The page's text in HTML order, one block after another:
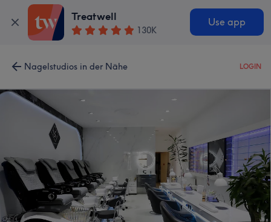
Treatwell
130K
Use app
Nagelstudios in der Nähe LOGIN